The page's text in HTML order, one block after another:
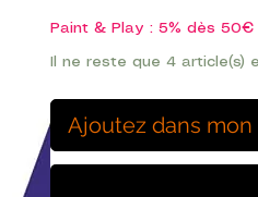
Paint & Play : 5% dès 50€
Il ne reste que 4 article(s)
Ajoutez dans mon